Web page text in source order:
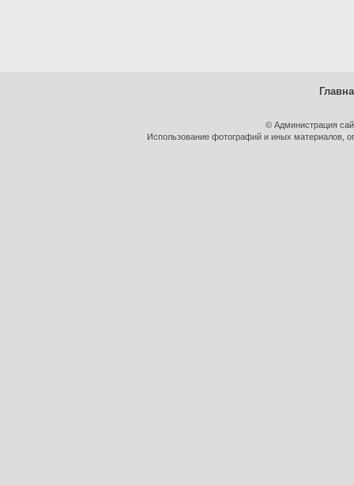
© Администрация
Использование фотографий и иных материалов,